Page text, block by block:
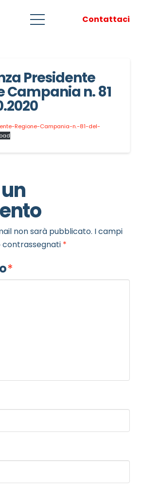
Contattaci
Presidente
Campania n. 81
Regione-Campania-n.-81-del-
non sarà pubblicato. I campi
contrassegnati *
*